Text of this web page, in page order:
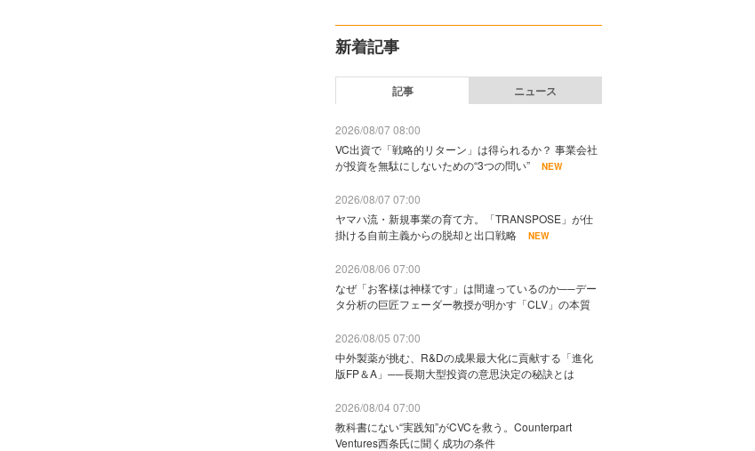
新着記事
記事 ニュース
2026/08/07 08:00
VC出資で「戦略的リターン」は得られるか？ 事業会社
が投資を無駄にしないための“3つの問い”
NEW
2026/08/07 07:00
ヤマハ流・新規事業の育て方。「TRANSPOSE」が仕
掛ける自前主義からの脱却と出口戦略
NEW
2026/08/06 07:00
なぜ「お客様は神様です」は間違っているのか──デー
タ分析の巨匠フェーダー教授が明かす「CLV」の本質
2026/08/05 07:00
中外製薬が挑む、R&Dの成果最大化に貢献する「進化
版FP＆A」──長期大型投資の意思決定の秘訣とは
2026/08/04 07:00
教科書にない“実践知”がCVCを救う。Counterpart
Ventures西条氏に聞く成功の条件